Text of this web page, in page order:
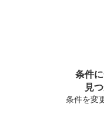
条件
見
条件を変